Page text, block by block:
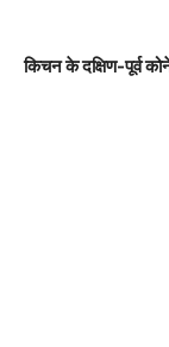
किचन के दक्षिण-पूर्व